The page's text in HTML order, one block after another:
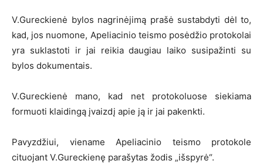
V.Gureckienė bylos nagrinėjimą prašė sustabdyti dėl to,
kad, jos nuomone, Apeliacinio teismo posėdžio protokolai
yra suklastoti ir jai reikia daugiau laiko susipažinti su
bylos dokumentais.
V.Gureckienė mano, kad net protokoluose siekiama
formuoti klaidingą įvaizdį apie ją ir jai pakenkti.
Pavyzdžiui, viename Apeliacinio teismo protokole
cituojant V.Gureckienę parašytas žodis „išspyrė“.